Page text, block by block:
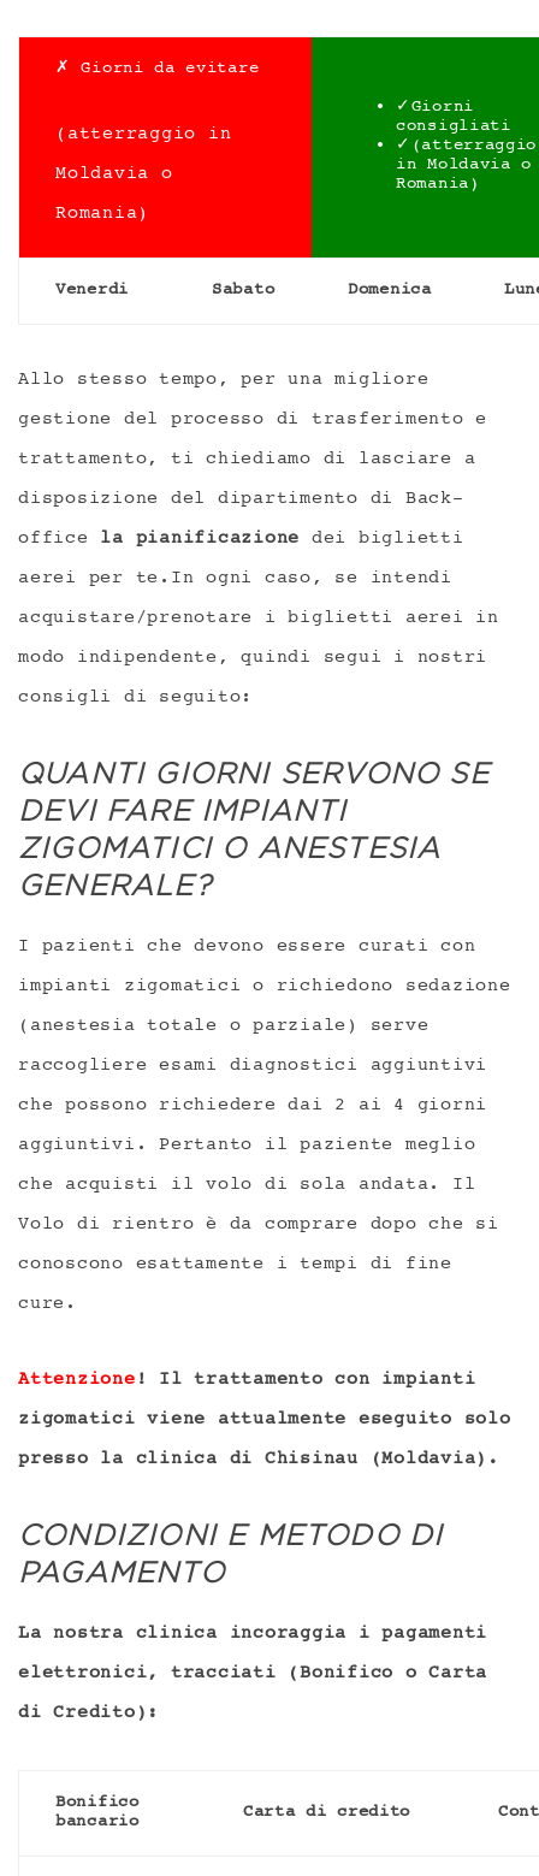
✗ Giorni da evitare
(atterraggio in
Moldavia o
Romania)
✓Giorni
consigliati
✓(atterraggio
in Moldavia o
Romania)
Venerdi Sabato Domenica
Allo stesso tempo, per una migliore
gestione del processo di trasferimento e
trattamento, ti chiediamo di lasciare a
disposizione del dipartimento di Back-
office la pianificazione dei biglietti
aerei per te.In ogni caso, se intendi
acquistare/prenotare i biglietti aerei in
modo indipendente, quindi segui i nostri
consigli di seguito:
QUANTI GIORNI SERVONO SE
DEVI FARE IMPIANTI
ZIGOMATICI O ANESTESIA
GENERALE?
I pazienti che devono essere curati con
impianti zigomatici o richiedono sedazione
(anestesia totale o parziale) serve
raccogliere esami diagnostici aggiuntivi
che possono richiedere dai 2 ai 4 giorni
aggiuntivi. Pertanto il paziente meglio
che acquisti il volo di sola andata. Il
Volo di rientro è da comprare dopo che si
conoscono esattamente i tempi di fine
cure.
Attenzione! Il trattamento con impianti
zigomatici viene attualmente eseguito solo
presso la clinica di Chisinau (Moldavia).
CONDIZIONI E METODO DI
PAGAMENTO
La nostra clinica incoraggia i pagamenti
elettronici, tracciati (Bonifico o Carta
di Credito):
Bonifico
bancario
Carta di credito